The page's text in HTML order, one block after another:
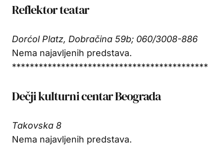
Reflektor teatar
Dorćol Platz, Dobračina 59b; 060/3008-886
Nema najavljenih predstava.
********************************************
Dečji kulturni centar Beograda
Takovska 8
Nema najavljenih predstava.